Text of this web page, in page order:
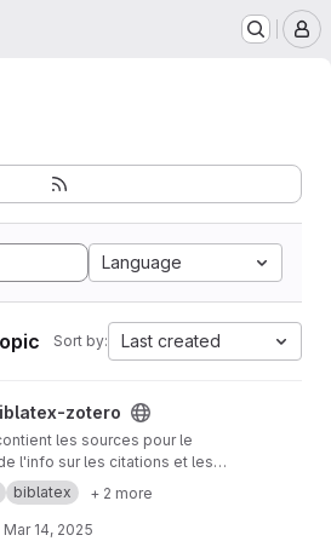
Language
Sort by: Last created
zotero
les sources pour le
l'info sur les citations et les
avec LaTeX. Il
de mon dépôt personnel :
biblatex-zotero
biblatex + 2 more
Mar 14, 2025